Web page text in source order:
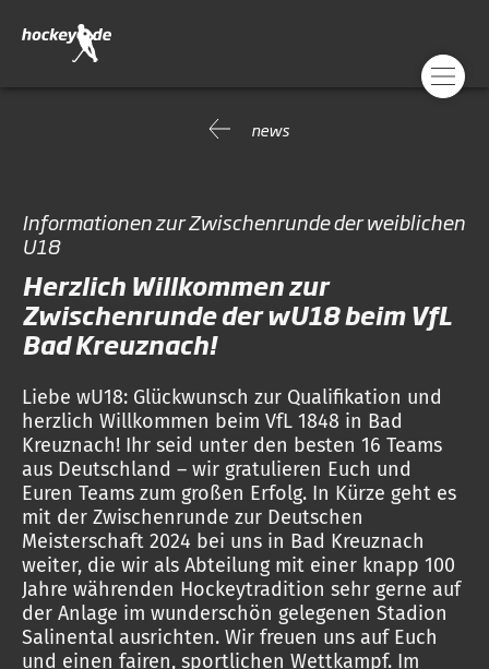
news
Informationen zur Zwischenrunde der weiblichen
U18
Herzlich Willkommen zur
Zwischenrunde der wU18 beim VfL
Bad Kreuznach!
Liebe wU18: Glückwunsch zur Qualifikation und
herzlich Willkommen beim VfL 1848 in Bad
Kreuznach! Ihr seid unter den besten 16 Teams
aus Deutschland – wir gratulieren Euch und
Euren Teams zum großen Erfolg. In Kürze geht es
mit der Zwischenrunde zur Deutschen
Meisterschaft 2024 bei uns in Bad Kreuznach
weiter, die wir als Abteilung mit einer knapp 100
Jahre währenden Hockeytradition sehr gerne auf
der Anlage im wunderschön gelegenen Stadion
Salinental ausrichten. Wir freuen uns auf Euch
und einen fairen, sportlichen Wettkampf. Im